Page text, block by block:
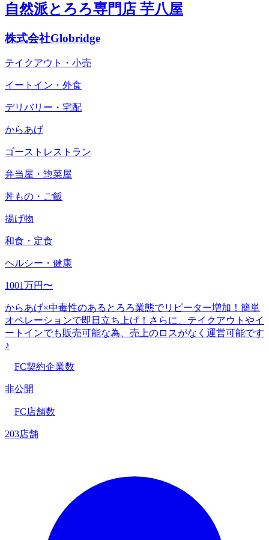
自然派とろろ専門店 芋八屋
株式会社Globridge
テイクアウト・小売
イートイン・外食
デリバリー・宅配
からあげ
ゴーストレストラン
弁当屋・惣菜屋
丼もの・ご飯
揚げ物
和食・定食
ヘルシー・健康
1001万円〜
からあげ×中毒性のあるとろろ業態でリピーター増加！簡単
オペレーションで即日立ち上げ！さらに、テイクアウトやイ
ートインでも販売可能な為、売上のロスがなく運営可能です
♪
FC契約企業数
非公開
FC店舗数
203店舗